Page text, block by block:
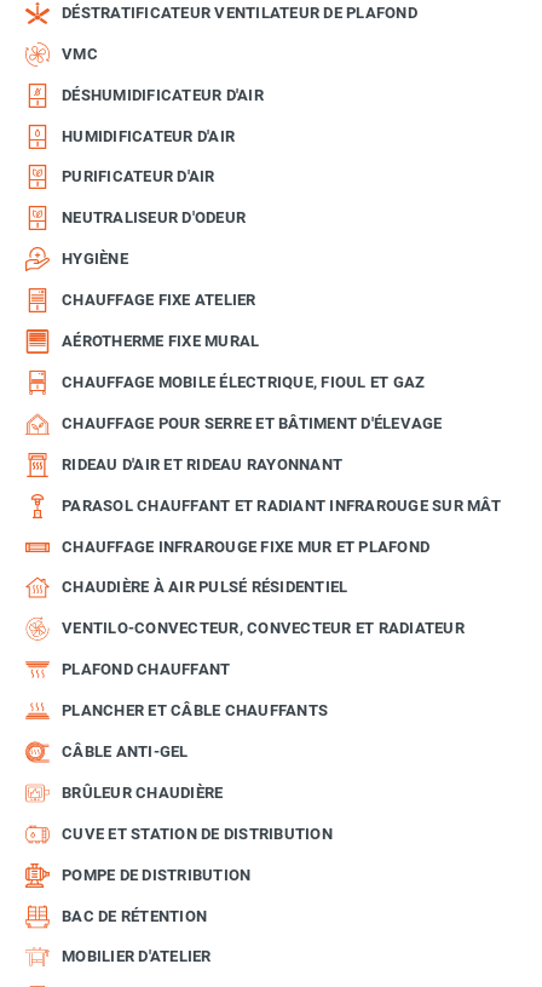
DÉSTRATIFICATEUR VENTILATEUR DE PLAFOND
VMC
DÉSHUMIDIFICATEUR D'AIR
HUMIDIFICATEUR D'AIR
PURIFICATEUR D'AIR
NEUTRALISEUR D'ODEUR
HYGIÈNE
CHAUFFAGE FIXE ATELIER
AÉROTHERME FIXE MURAL
CHAUFFAGE MOBILE ÉLECTRIQUE, FIOUL ET GAZ
CHAUFFAGE POUR SERRE ET BÂTIMENT D'ÉLEVAGE
RIDEAU D'AIR ET RIDEAU RAYONNANT
PARASOL CHAUFFANT ET RADIANT INFRAROUGE SUR MÂT
CHAUFFAGE INFRAROUGE FIXE MUR ET PLAFOND
CHAUDIÈRE À AIR PULSÉ RÉSIDENTIEL
VENTILO-CONVECTEUR, CONVECTEUR ET RADIATEUR
PLAFOND CHAUFFANT
PLANCHER ET CÂBLE CHAUFFANTS
CÂBLE ANTI-GEL
BRÛLEUR CHAUDIÈRE
CUVE ET STATION DE DISTRIBUTION
POMPE DE DISTRIBUTION
BAC DE RÉTENTION
MOBILIER D'ATELIER